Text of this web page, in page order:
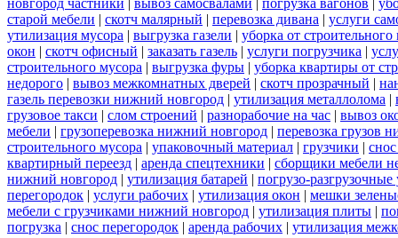
старой мебели | скотч малярный | перевозка дивана | услуги
утилизация мусора | выгрузка газели | уборка от строительного
окон | скотч офисный | заказать газель | услуги погрузчика |
строительного мусора | выгрузка фуры | уборка квартиры от
недорого | вывоз межкомнатных дверей | скотч прозрачный |
газель перевозки нижний новгород | утилизация металлолома |
грузовое такси | слом строений | разнорабочие на час | вывоз
мебели | грузоперевозка нижний новгород | перевозка грузов
строительного мусора | упаковочный материал | грузчики |
квартирный переезд | аренда спецтехники | сборщики мебели
нижний новгород | утилизация батарей | погрузо-разгрузочные
перегородок | услуги рабочих | утилизация окон | мешки
мебели с грузчиками нижний новгород | утилизация плиты |
погрузка | снос перегородок | аренда рабочих | утилизация